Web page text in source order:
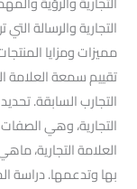
التجارية والرسالة
مميزات ومزايا
تقييم سمعة العلامة
التجارب السابقة.
التجارية، وهي
العلامة التجارية،
بها وتدعمها. دراسة